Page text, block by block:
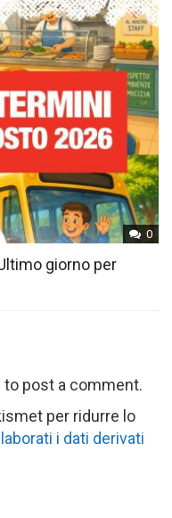
0
giorno per
to post a comment.
per ridurre lo
i dati derivati